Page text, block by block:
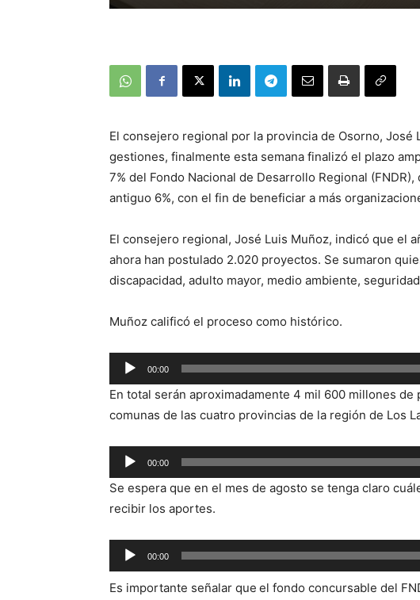
El consejero regional por la provincia de Osorno,
gestiones, finalmente esta semana finalizó el plazo
7% del Fondo Nacional de Desarrollo Regional
antiguo 6%, con el fin de beneficiar a más
El consejero regional, José Luis Muñoz, indicó que el
ahora han postulado 2.020 proyectos. Se sumaron
discapacidad, adulto mayor, medio ambiente,
Muñoz calificó el proceso como histórico.
Reproductor
de
audio
00:00
En total serán aproximadamente 4 mil 600 millones
comunas de las cuatro provincias de la región de Los
Reproductor
de
audio
00:00
Se espera que en el mes de agosto se tenga claro
recibir los aportes.
Reproductor
de
audio
00:00
Es importante señalar que el fondo concursable del